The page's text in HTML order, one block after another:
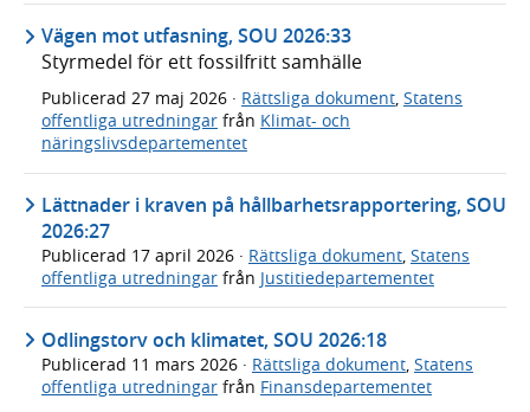
Vägen mot utfasning, SOU 2026:33
Styrmedel för ett fossilfritt samhälle
Publicerad 27 maj 2026 · Rättsliga dokument, Statens
offentliga utredningar från Klimat- och
näringslivsdepartementet
Lättnader i kraven på hållbarhetsrapportering, SOU
2026:27
Publicerad 17 april 2026 · Rättsliga dokument, Statens
offentliga utredningar från Justitiedepartementet
Odlingstorv och klimatet, SOU 2026:18
Publicerad 11 mars 2026 · Rättsliga dokument Statens
offentliga utredningar från Finansdepartementet